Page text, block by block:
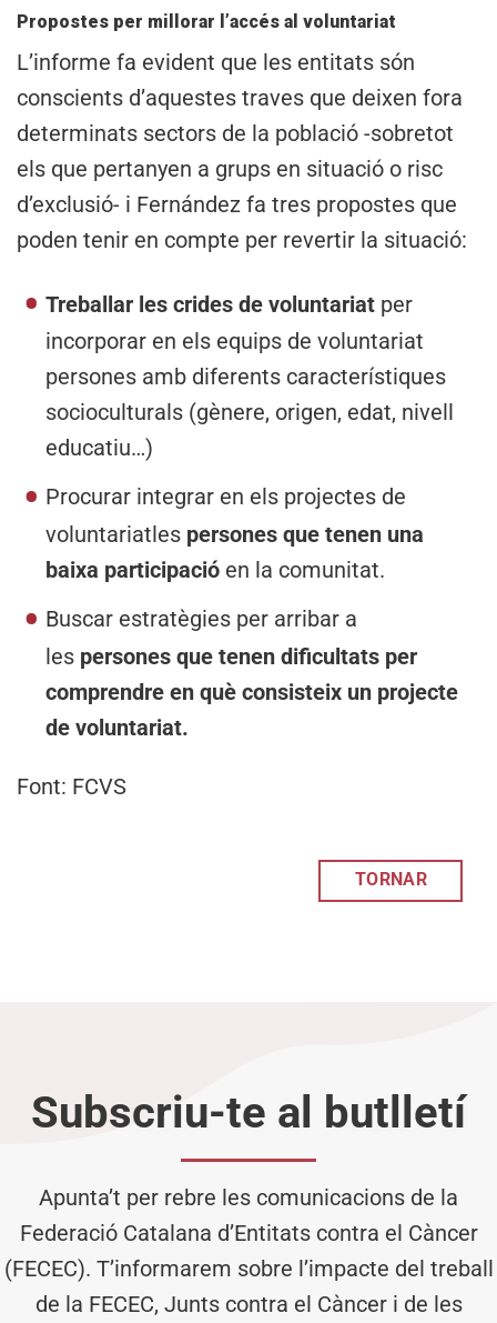
Propostes per millorar l’accés al voluntariat
L’informe fa evident que les entitats són
conscients d’aquestes traves que deixen fora
determinats sectors de la població -sobretot
els que pertanyen a grups en situació o risc
d’exclusió- i Fernández fa tres propostes que
poden tenir en compte per revertir la situació:
Treballar les crides de voluntariat per
incorporar en els equips de voluntariat
persones amb diferents característiques
socioculturals (gènere, origen, edat, nivell
educatiu…)
Procurar integrar en els projectes de
voluntariatles persones que tenen una
baixa participació en la comunitat.
Buscar estratègies per arribar a
les persones que tenen dificultats per
comprendre en què consisteix un projecte
de voluntariat.
Font: FCVS
TORNAR
Subscriu-te al butlletí
Apunta’t per rebre les comunicacions de la
Federació Catalana d’Entitats contra el Càncer
(FECEC). T’informarem sobre l’impacte del treball
de la FECEC, Junts contra el Càncer i de les